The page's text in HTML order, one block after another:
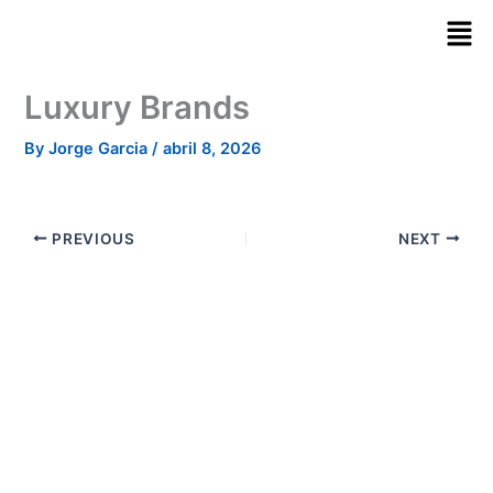
Luxury Brands
ByJorge Garcia/abril 8, 2026
PREVIOUS NEXT